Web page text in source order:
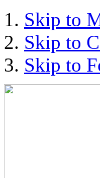
Skip to
Skip to
Skip to